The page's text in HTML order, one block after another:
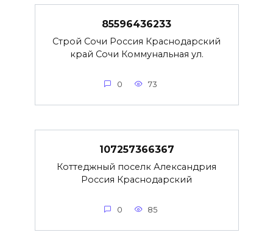
85596436233
Строй Сочи Россия Краснодарский
край Сочи Коммунальная ул.
0 73
107257366367
Коттеджный поселк Александрия
Россия Краснодарский
0 85